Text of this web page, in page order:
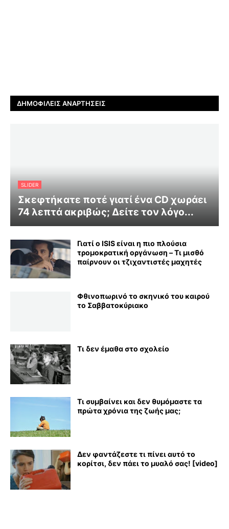
ΔΗΜΟΦΙΛΕΊΣ ΑΝΑΡΤΉΣΕΙΣ
SLIDER
Σκεφτήκατε ποτέ γιατί ένα CD χωράει
74 λεπτά ακριβώς; Δείτε τον λόγο...
Γιατί ο ISIS είναι η πιο πλούσια
τρομοκρατική οργάνωση – Τι μισθό
παίρνουν οι τζιχαντιστές μαχητές
Φθινοπωρινό το σκηνικό του καιρού
το Σαββατοκύριακο
Τι δεν έμαθα στο σχολείο
Τι συμβαίνει και δεν θυμόμαστε τα
πρώτα χρόνια της ζωής μας;
Δεν φαντάζεστε τι πίνει αυτό το
κορίτσι, δεν πάει το μυαλό σας! [video]